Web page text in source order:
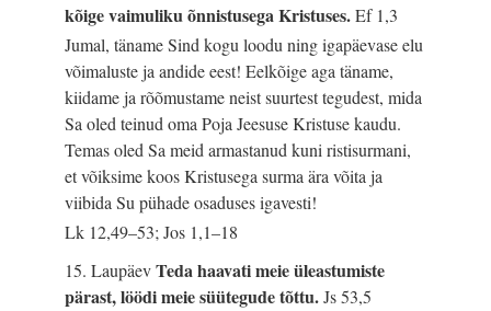
kõige vaimuliku õnnistusega Kristuses.Ef 1,3
Jumal, täname Sind kogu loodu ning igapäevase elu
võimaluste ja andide eest! Eelkõige aga täname,
kiidame ja rõõmustame neist suurtest tegudest, mida
Sa oled teinud oma Poja Jeesuse Kristuse kaudu.
Temas oled Sa meid armastanud kuni ristisurmani,
et võiksime koos Kristusega surma ära võita ja
viibida Su pühade osaduses igavesti!
Lk 12,49–53; Jos 1,1–18
15. LaupäevTeda haavati meie üleastumiste
pärast, löödi meie süütegude tõttu.Js 53,5